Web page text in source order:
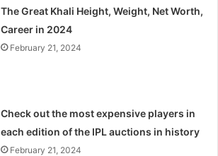
The Great Khali Height, Weight, Net Worth,
Career in 2024
February 21, 2024
Check out the most expensive players in
each edition of the IPL auctions in history
February 21, 2024